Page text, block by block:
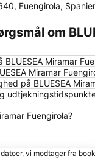
Nueva
La Fonda
Plaza
Club
El Pinillo
Malaga
De
Station
Alcazaba
Cala del
Fuengirola,
om
Miramar
Miramar
på BLUESEA
Fuengirola?
vi modtager fra